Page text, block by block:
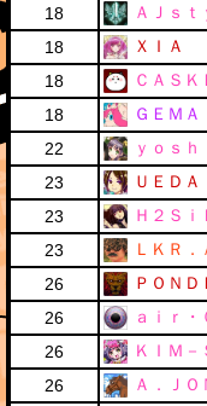
18
ＡＪｓｔ
18
ＸＩＡ
18
ＣＡＳＫ
18
ＧＥＭＡ
22
ｙｏｓｈ
23
ＵＥＤＡ
23
Ｈ２Ｓｉ
23
ＬＫＲ．
26
ＰＯＮＤ
26
ａｉｒ・
26
ＫＩＭ－
26
Ａ．ＪＯ